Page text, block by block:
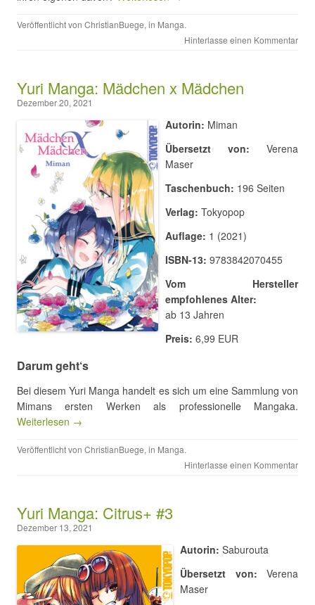
Veröffentlicht von ChristianBuege, in Manga.
Hinterlasse einen Kommentar
Yuri Manga: Mädchen x Mädchen
Dezember 20, 2021
Autorin: Miman
Übersetzt von: Verena
Maser
Taschenbuch: 196 Seiten
Verlag: Tokyopop
Auflage: 1 (2021)
ISBN-13: 9783842070455
Vom Hersteller
empfohlenes Alter:
ab 13 Jahren
Preis: 6,99 EUR
Darum geht‘s
Bei diesem Yuri Manga handelt es sich um eine Sammlung von
Mimans ersten Werken als professionelle Mangaka.
Weiterlesen →
Veröffentlicht von ChristianBuege, in Manga.
Hinterlasse einen Kommentar
Yuri Manga: Citrus+ #3
Dezember 13, 2021
Autorin: Saburouta
Übersetzt von: Verena
Maser